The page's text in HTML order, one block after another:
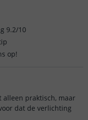
9.2/10
op!
alleen praktisch, maar
dat de verlichting